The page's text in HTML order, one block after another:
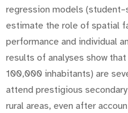
regression models
estimate the role of spatial
performance and individual
results of analyses show
100,000 inhabitants) are
attend prestigious
rural areas, even after